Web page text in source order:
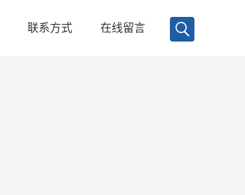
联系方式 在线留言